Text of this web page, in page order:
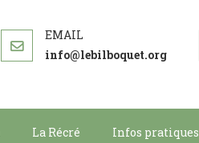
info@lebilboquet.org
La Récré Infos pratiques